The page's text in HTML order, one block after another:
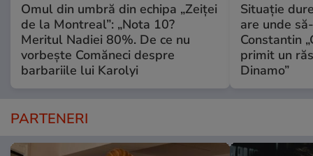
Omul din umbră din echipa „Zeiței
de la Montreal”: „Nota 10?
Meritul Nadiei 80%. De ce nu
vorbește Comăneci despre
barbariile lui Karolyi
Situație
are unde
Constantin
primit un
Dinamo”
PARTENERI